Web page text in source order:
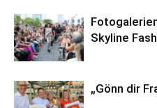
Skyline
„Gönn dir